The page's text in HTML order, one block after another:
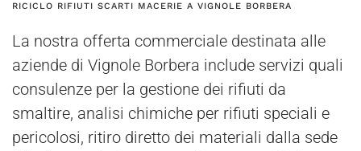
RICICLO RIFIUTI SCARTI MACERIE A VIGNOLE BORBERA
La nostra offerta commerciale destinata alle
aziende di Vignole Borbera include servizi quali
consulenze per la gestione dei rifiuti da
smaltire, analisi chimiche per rifiuti speciali e
pericolosi, ritiro diretto dei materiali dalla sede